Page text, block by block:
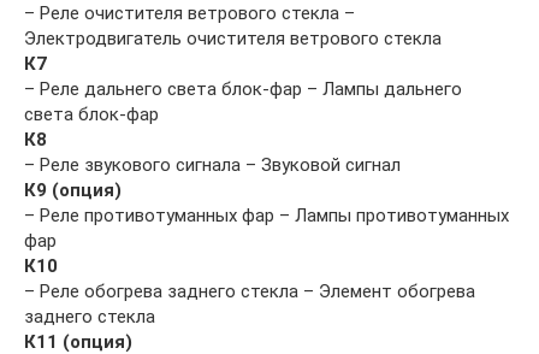
– Реле очистителя ветрового стекла –
Электродвигатель очистителя ветрового стекла
К7
– Реле дальнего света блок-фар – Лампы дальнего
света блок-фар
К8
– Реле звукового сигнала – Звуковой сигнал
К9 (опция)
– Реле противотуманных фар – Лампы противотуманных
фар
К10
– Реле обогрева заднего стекла – Элемент обогрева
заднего стекла
К11 (опция)